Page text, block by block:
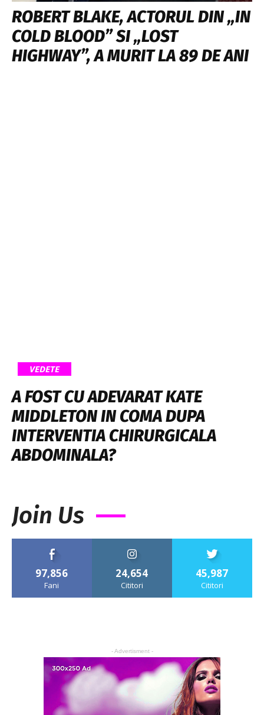
ROBERT BLAKE, ACTORUL DIN „IN
COLD BLOOD” SI „LOST
HIGHWAY”, A MURIT LA 89 DE ANI
VEDETE
A FOST CU ADEVARAT KATE
MIDDLETON IN COMA DUPA
INTERVENTIA CHIRURGICALA
ABDOMINALA?
Join Us
97,856
Fani
24,654
Cititori
45,987
Cititori
- Advertisment -